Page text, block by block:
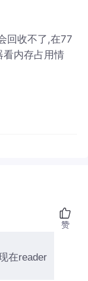
回收不了,在77
内存占用情
在reader
赞